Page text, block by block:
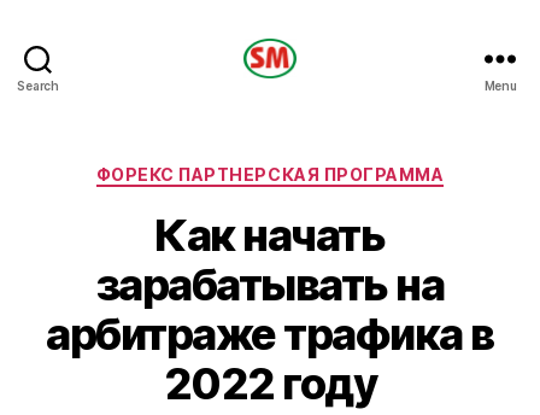
Search Menu
Categories
ФОРЕКС ПАРТНЕРСКАЯ ПРОГРАММА
Как начать
зарабатывать на
арбитраже трафика в
2022 году